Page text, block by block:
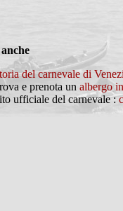
del carnevale di
e prenota un albergo
ufficiale del carnevale :